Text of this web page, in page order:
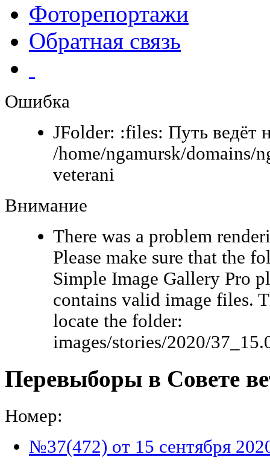
Фоторепортажи
Обратная связь
Ошибка
JFolder: :files: Путь ведёт
/home/ngamursk/domains/
veterani
Внимание
There was a problem
Please make sure that the
Simple Image Gallery Pro
contains valid image files.
locate the folder:
images/stories/2020/
Перевыборы в Совете
Номер:
№37(472) от 15 сентября